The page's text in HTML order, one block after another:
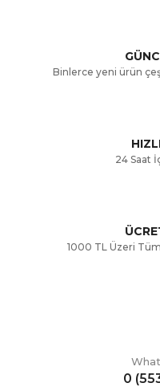
Ürün bilgilerinde
Binlerce yeni ürün
24 Saat
1000 TL Üzeri
0